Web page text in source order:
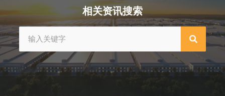
相关资讯搜索